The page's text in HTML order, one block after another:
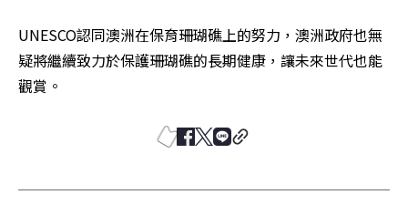
UNESCO認同澳洲在保育珊瑚礁上的努力，澳洲政府也無
疑將繼續致力於保護珊瑚礁的長期健康，讓未來世代也能
觀賞。